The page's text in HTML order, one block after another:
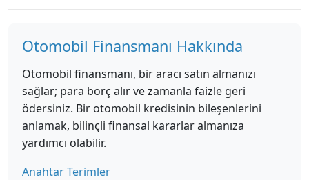
Otomobil Finansmanı Hakkında
Otomobil finansmanı, bir aracı satın almanızı
sağlar; para borç alır ve zamanla faizle geri
ödersiniz. Bir otomobil kredisinin bileşenlerini
anlamak, bilinçli finansal kararlar almanıza
yardımcı olabilir.
Anahtar Terimler